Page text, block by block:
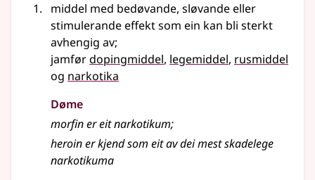
middel med bedøvande, sløvande eller
stimulerande effekt som ein kan bli sterkt
avhengig av;
jamførdopingmiddel, legemiddel, rusmiddel
og narkotika
Døme
morfin er eit narkotikum;
heroin er kjend som eit av dei mest skadelege
narkotikuma